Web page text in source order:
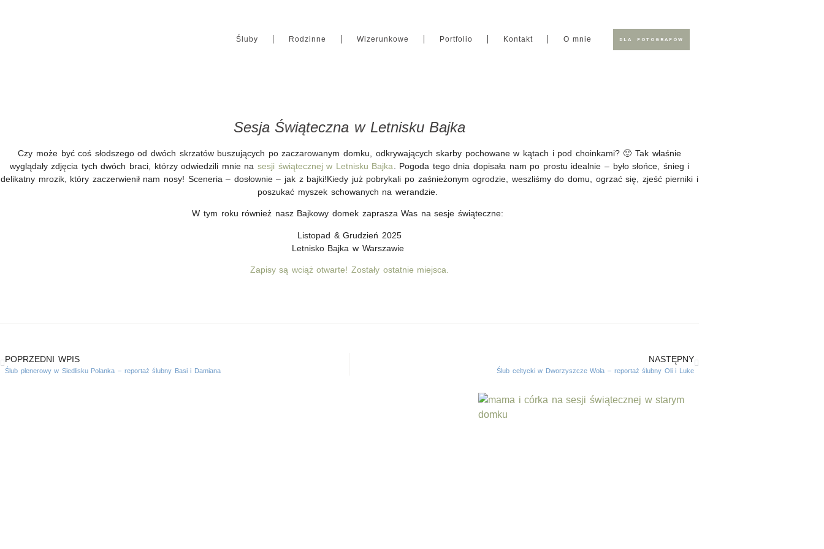
Śluby Rodzinne Wizerunkowe Portfolio Kontakt O mnie DLA FOTOGRAFÓW
Sesja Świąteczna w Letnisku Bajka
Czy może być coś słodszego od dwóch skrzatów buszujących po zaczarowanym domku, odkrywających skarby pochowane w kątach i pod choinkami? 🙂 Tak właśnie
wyglądały zdjęcia tych dwóch braci, którzy odwiedzili mnie nasesji świątecznej w Letnisku Bajka . Pogoda tego dnia dopisała nam po prostu idealnie – było słońce, śnieg i
delikatny mrozik, który zaczerwienił nam nosy! Sceneria – dosłownie – jak z bajki!Kiedy już pobrykali po zaśnieżonym ogrodzie, weszliśmy do domu, ogrzać się, zjeść pierniki i
poszukać myszek schowanych na werandzie.
W tym roku również nasz Bajkowy domek zaprasza Was na sesje świąteczne:
Listopad & Grudzień 2025
Letnisko Bajka w Warszawie
Zapisy są wciąż otwarte! Zostały ostatnie miejsca.
POPRZEDNI WPIS
Ślub plenerowy w Siedlisku Polanka – reportaż ślubny Basi i Damiana
NASTĘPNY
Ślub celtycki w Dworzyszcze Wola – reportaż ślubny Oli i Luke